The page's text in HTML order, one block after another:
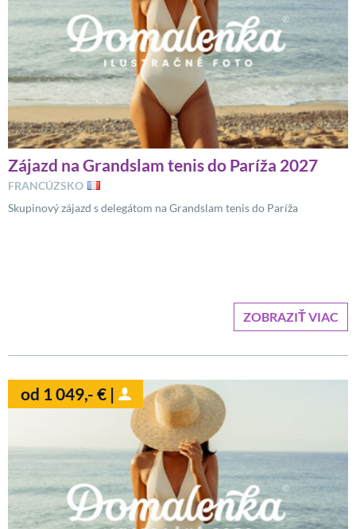
Zájazd na Grandslam tenis do Paríža 2027
FRANCÚZSKO
Skupinový zájazd s delegátom na Grandslam tenis do Paríža
ZOBRAZIŤ VIAC
od 1 049,- € |